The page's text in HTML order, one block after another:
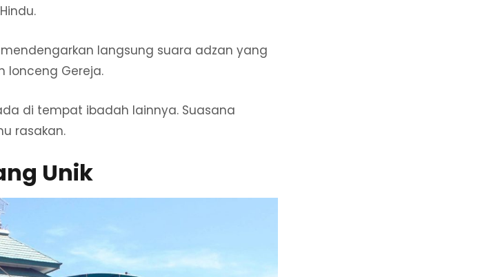
langsung suara adzan yang
lonceng Gereja.
di tempat ibadah lainnya. Suasana
rasakan.
Unik